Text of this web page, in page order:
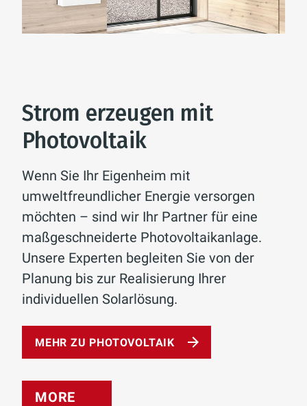
Strom erzeugen mit
Photovoltaik
Wenn Sie Ihr Eigenheim mit
umweltfreundlicher Energie versorgen
möchten – sind wir Ihr Partner für eine
maßgeschneiderte Photovoltaikanlage.
Unsere Experten begleiten Sie von der
Planung bis zur Realisierung Ihrer
individuellen Solarlösung.
MEHR ZU PHOTOVOLTAIK
MORE